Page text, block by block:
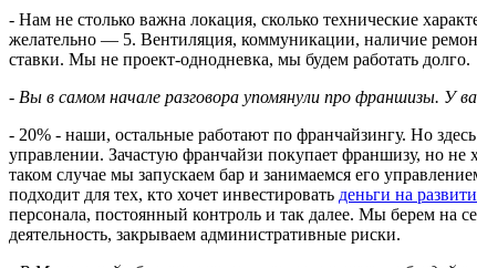
- Нам не столько важна локация, сколько технические
желательно — 5. Вентиляция, коммуникации, наличие
ставки. Мы не проект-однодневка, мы будем работать долго.
- Вы в самом начале разговора упомянули про франшизы. У
- 20% - наши, остальные работают по франчайзингу. Но
управлении. Зачастую франчайзи покупает франшизу, но не
таком случае мы запускаем бар и занимаемся его
подходит для тех, кто хочет инвестировать деньги на
персонала, постоянный контроль и так далее. Мы берем на
деятельность, закрываем административные риски.